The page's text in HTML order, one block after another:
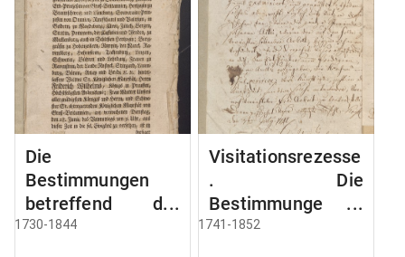
Die
Bestimmungen
betreffend der
Angelegenheiten
1730-1844
Visitationsrezesse
. Die
Bestimmunge
Hinsichts der
1741-1852